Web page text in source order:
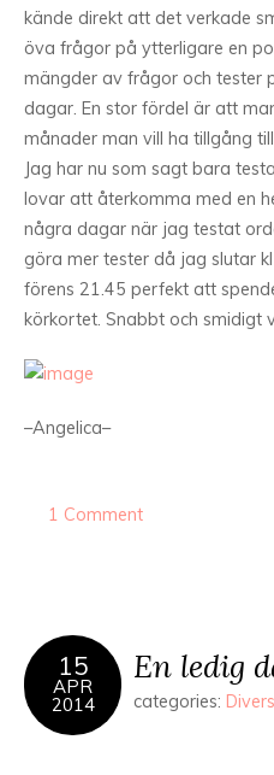
kände direkt att det verkade
öva frågor på ytterligare en
mängder av frågor och tester
dagar. En stor fördel är att
månader man vill ha tillgång
Jag har nu som sagt bara
lovar att återkomma med en
några dagar när jag testat
göra mer tester då jag slutar
förens 21.45 perfekt att
körkortet. Snabbt och smidigt
–Angelica–
1 Comment
15
APR
2014
En ledig
categories: